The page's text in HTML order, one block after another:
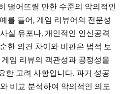
떨어뜨릴 만한 수준의 악의적인
를 들어, 게임 리뷰어의 전문성
실 유포나, 개인적인 인신공격
한 의견 차이와 비판은 법적 보
임 리뷰의 객관성과 공정성을
한 고려 사항입니다. 과거 성공
비교 분석하여 악의적인 의도